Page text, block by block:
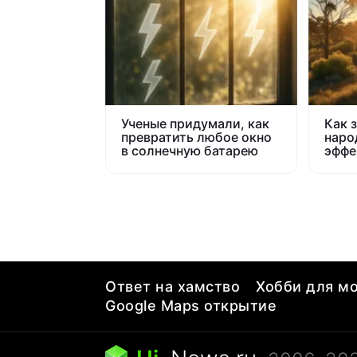
Ученые придумали, как
превратить любое окно
в солнечную батарею
Как
Ответ на хамство
Хобби для
Google Maps открытие